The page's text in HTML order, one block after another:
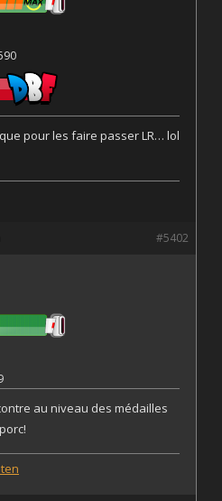
pour les faire passer LR… lol
#5402
au niveau des médailles